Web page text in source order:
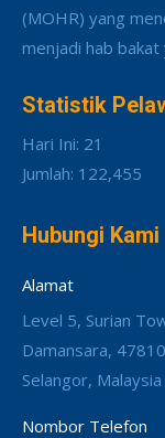
(MOHR) yang
menjadi hab bakat
Statistik
Hari Ini: 21
Jumlah: 122,455
Hubungi Kami
Alamat
Level 5, Surian
Damansara,
Selangor, Malaysia
Nombor Telefon